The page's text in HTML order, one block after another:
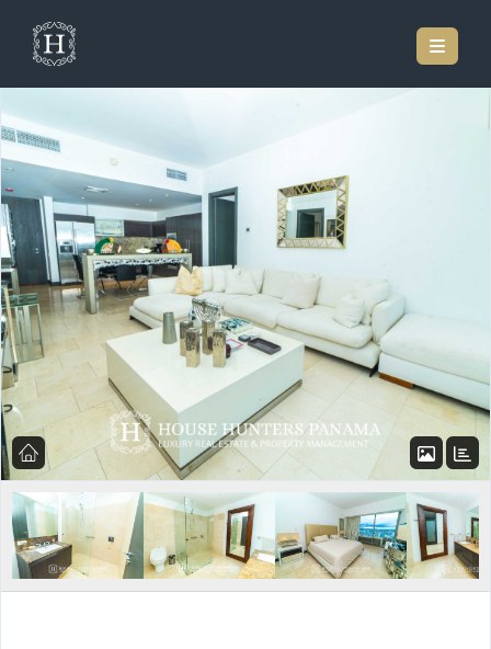
Vistas Panorámicas Incomparables De Punta Pacífica!